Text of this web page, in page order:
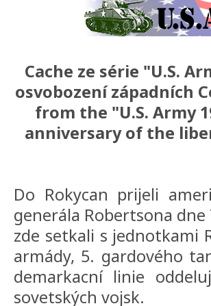
Cache ze série "U.S.
osvobození západních
from the "U.S. Army
anniversary of the
Do Rokycan prijeli
generála Robertsona
zde setkali s jednotkami
armády, 5. gardového
demarkacní linie
sovetských vojsk.